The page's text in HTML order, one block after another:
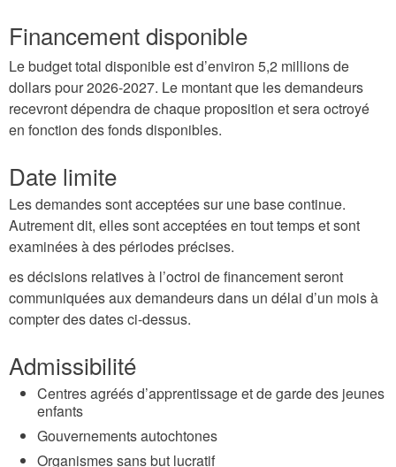
Financement disponible
Le budget total disponible est d’environ 5,2 millions de
dollars pour 2026-2027. Le montant que les demandeurs
recevront dépendra de chaque proposition et sera octroyé
en fonction des fonds disponibles.
Date limite
Les demandes sont acceptées sur une base continue.
Autrement dit, elles sont acceptées en tout temps et sont
examinées à des périodes précises.
es décisions relatives à l’octroi de financement seront
communiquées aux demandeurs dans un délai d’un mois à
compter des dates ci-dessus.
Admissibilité
Centres agréés d’apprentissage et de garde des jeunes
enfants
Gouvernements autochtones
Organismes sans but lucratif